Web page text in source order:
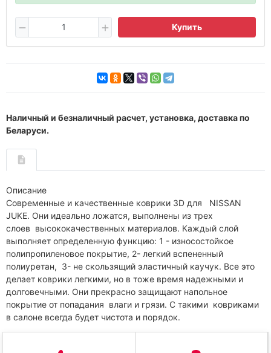
Купить
Наличный и безналичный расчет, установка, доставка по
Беларуси.
Описание
Современные и качественные коврики 3D для NISSAN
JUKE. Они идеально ложатся, выполнены из трех
слоев высококачественных материалов. Каждый слой
выполняет определенную функцию: 1 - износостойкое
полипропиленовое покрытие, 2- легкий вспененный
полиуретан, 3- не скользящий эластичный каучук. Все это
делает коврики легкими, но в тоже время надежными и
долговечными. Они прекрасно защищают напольное
покрытие от попадания влаги и грязи. С такими ковриками
в салоне всегда будет чистота и порядок.